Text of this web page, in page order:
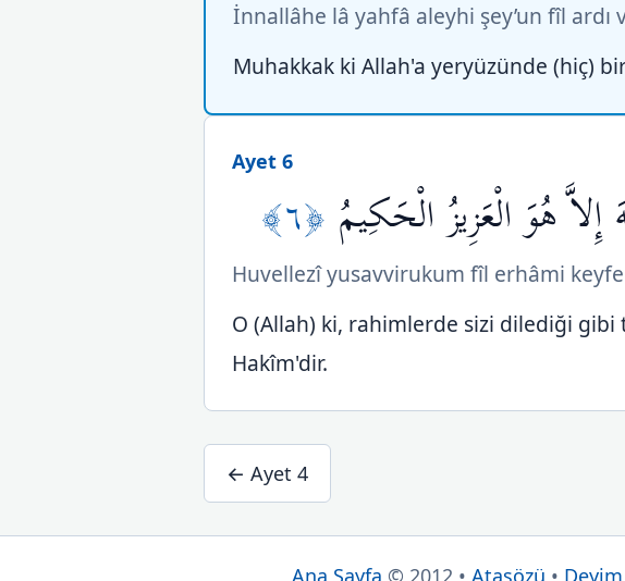
İnnallâhe lâ yahfâ aleyhi şey’un fîl ardı
Muhakkak ki Allah'a yeryüzünde (hiç)
Ayet 6
هُوَ الْعَزِيزُ الْحَكِيمُ ﴿٦﴾
Huvellezî yusavvirukum fîl erhâmi
O (Allah) ki, rahimlerde sizi dilediği gibi
Hakîm'dir.
← Ayet 4
Ana Sayfa © 2012 • Atasözü • Deyim